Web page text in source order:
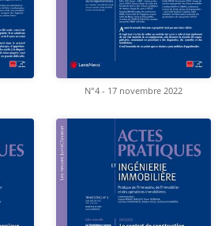
N°4 - 17 novembre 2022